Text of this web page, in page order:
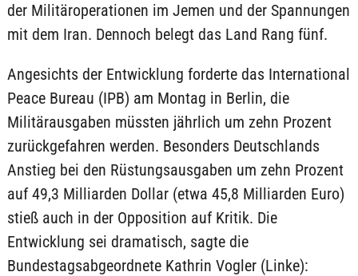
der Militäroperationen im Jemen und der Spannungen
mit dem Iran. Dennoch belegt das Land Rang fünf.
Angesichts der Entwicklung forderte das International
Peace Bureau (IPB) am Montag in Berlin, die
Militärausgaben müssten jährlich um zehn Prozent
zurückgefahren werden. Besonders Deutschlands
Anstieg bei den Rüstungsausgaben um zehn Prozent
auf 49,3 Milliarden Dollar (etwa 45,8 Milliarden Euro)
stieß auch in der Opposition auf Kritik. Die
Entwicklung sei dramatisch, sagte die
Bundestagsabgeordnete Kathrin Vogler (Linke):